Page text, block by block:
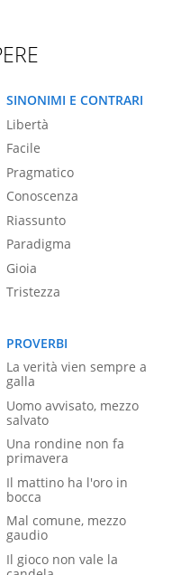
SINONIMI E CONTRARI
Libertà
Facile
Pragmatico
Conoscenza
Riassunto
Paradigma
Gioia
Tristezza
PROVERBI
La verità vien sempre a
galla
Uomo avvisato, mezzo
salvato
Una rondine non fa
primavera
Il mattino ha l'oro in
bocca
Mal comune, mezzo
gaudio
Il gioco non vale la